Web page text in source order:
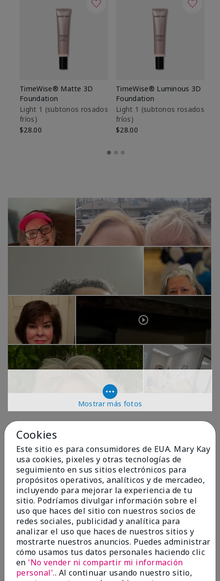
TimeWise® Matte 3D
Foundation
Light 1​ (subtonos rosados
fríos)
$28.00
TimeWise® Luminous 3D
Foundation
Light 1​ (subtonos rosados
fríos)
$28.00
Mostrar más fotos
OPINIONES
4.9
299 Reseñas
Escribir Una Opinión
99%
de los encuestados recomendaría a un amigo.
5 estrellas 287
Cookies
Este sitio es para consumidores de EUA. Mary Kay
usa cookies, pixeles y otras tecnologías de
seguimiento en sus sitios electrónicos para
propósitos operativos, analíticos y de mercadeo,
incluyendo para mejorar la experiencia de tu
sitio. Podríamos divulgar información sobre el
uso que haces del sitio con nuestros socios de
redes sociales, publicidad y analítica para
analizar el uso que haces de nuestros sitios y
mostrarte nuestros anuncios. Puedes administrar
cómo usamos tus datos personales haciendo clic
en 'No vender ni compartir mi información
personal'.. Al continuar usando nuestro sitio,